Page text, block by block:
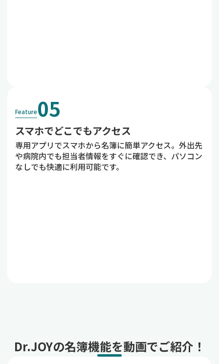
Feature05
スマホでどこでもアクセス
専用アプリでスマホから名簿に簡単アクセス。外出先
や病院内でも担当者情報をすぐに確認でき、パソコン
なしでも快適に利用可能です。
Dr.JOYの名簿機能を動画でご紹介！